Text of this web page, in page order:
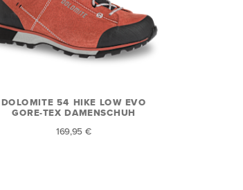
DOLOMITE 54 HIKE LOW EVO
GORE-TEX DAMENSCHUH
169,95 €